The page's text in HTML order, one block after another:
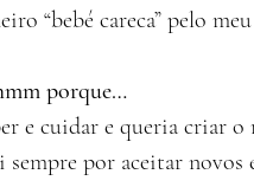
“bebé careca” pelo
porque…
e cuidar e queria criar
sempre por aceitar